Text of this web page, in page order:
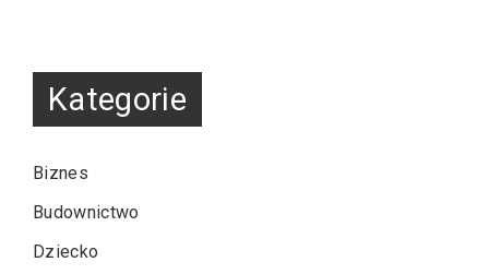
Kategorie
Biznes
Budownictwo
Dziecko